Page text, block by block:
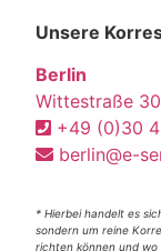
Unsere
Berlin
Wittestraße
+49 (0)30
berlin@e-
* Hierbei handelt es
sondern um reine
richten können und